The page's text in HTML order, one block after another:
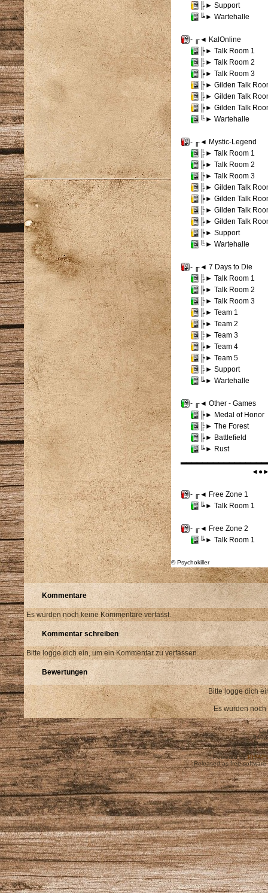
Kommentare
Es wurden noch keine Kommentare verfasst.
Kommentar schreiben
Bitte logge dich ein, um ein Kommentar zu verfassen.
Bewertungen
Bitte logge dich
Es wurden
Theme
Powered byPHP-
Released as free